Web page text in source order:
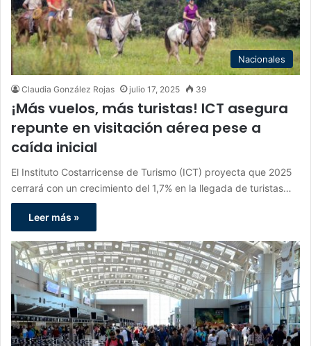
Nacionales
Claudia González Rojas julio 17, 2025 39
¡Más vuelos, más turistas! ICT asegura
repunte en visitación aérea pese a
caída inicial
El Instituto Costarricense de Turismo (ICT) proyecta que 2025
cerrará con un crecimiento del 1,7% en la llegada de turistas…
Leer más »